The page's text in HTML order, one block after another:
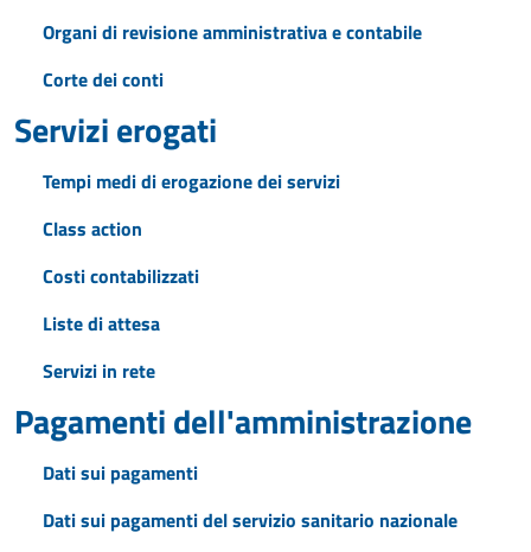
Organi di revisione amministrativa e contabile
Corte dei conti
Servizi erogati
Tempi medi di erogazione dei servizi
Class action
Costi contabilizzati
Liste di attesa
Servizi in rete
Pagamenti dell'amministrazione
Dati sui pagamenti
Dati sui pagamenti del servizio sanitario nazionale